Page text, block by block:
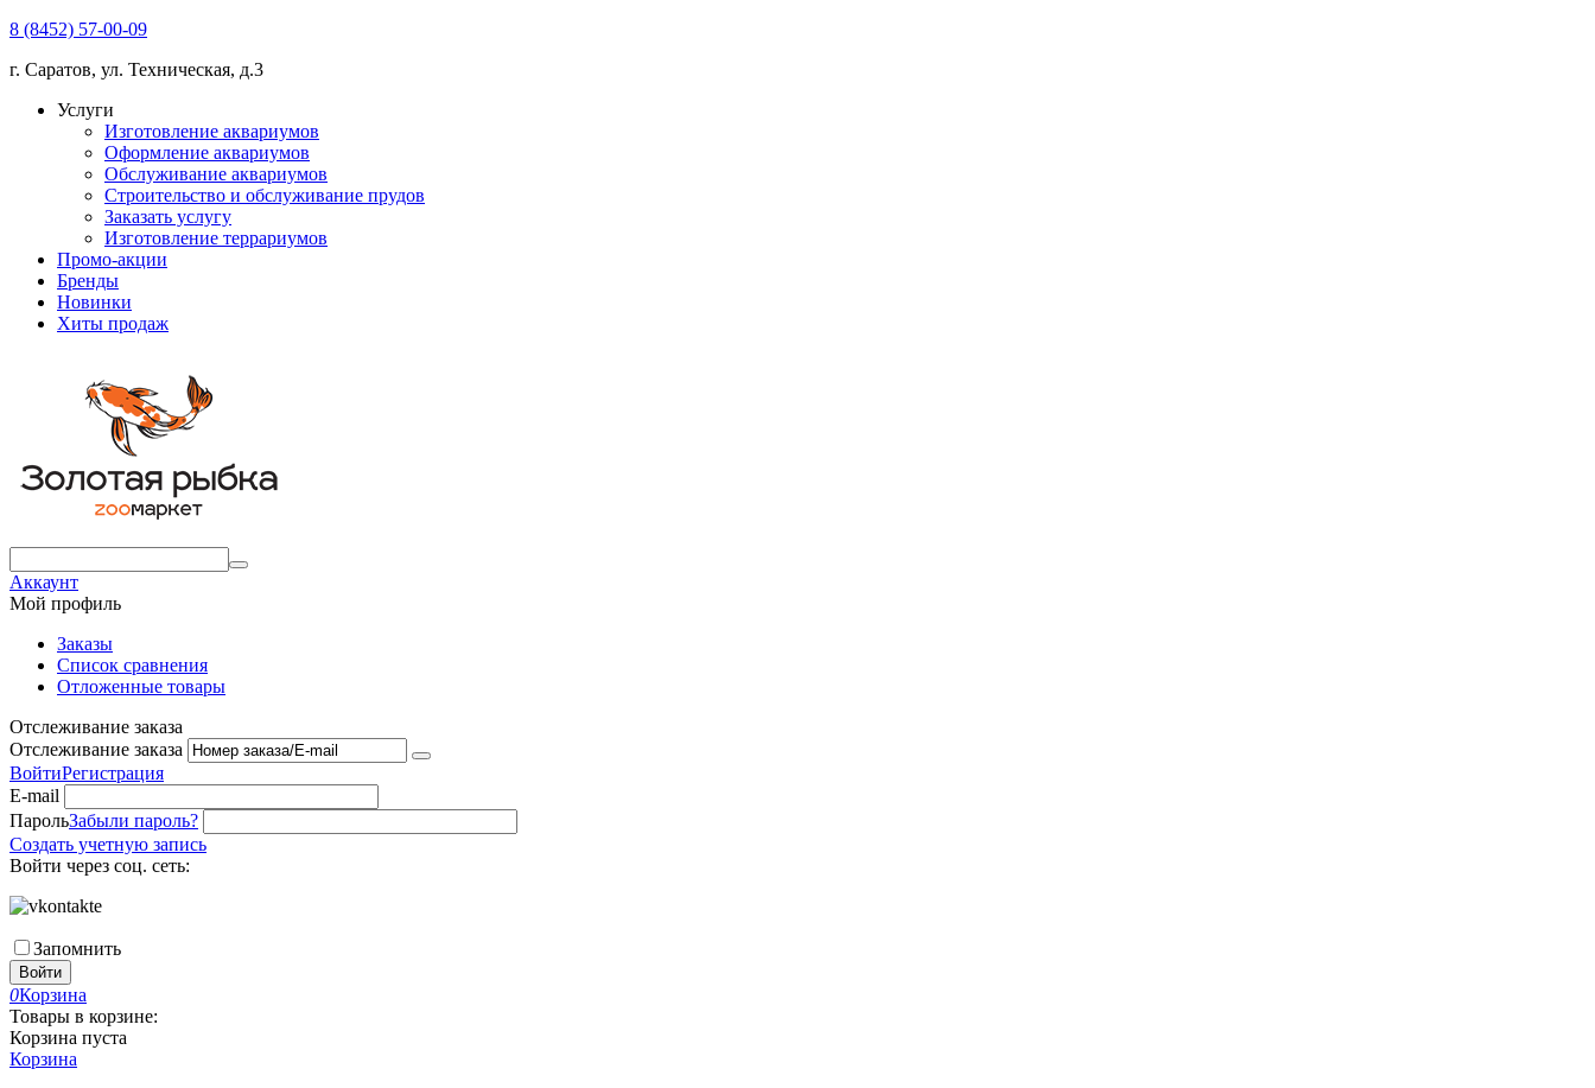
8 (8452) 57-00-09
г. Саратов, ул. Техническая, д.3
Услуги
Изготовление аквариумов
Оформление аквариумов
Обслуживание аквариумов
Строительство и обслуживание прудов
Заказать услугу
Изготовление террариумов
Промо-акции
Бренды
Новинки
Хиты продаж
Аккаунт
Мой профиль
Заказы
Список сравнения
Отложенные товары
Отслеживание заказа
Отслеживание заказа
ВойтиРегистрация
E-mail
ПарольЗабыли пароль?
Создать учетную запись
Войти через соц. сеть:
Запомнить
Войти
0Корзина
Товары в корзине:
Корзина пуста
Корзина